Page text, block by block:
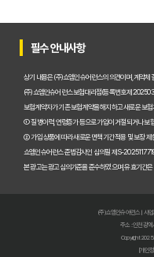
필수 안내사항
상기 내용은 (주)쇼엠인슈어런스의 의견이며, 계약
(주)쇼엠인슈어런스 보험대리점(등록번호 제
보험계약자가 기존 보험계약을 해지하고 새로운 보
① 질병이력, 연령증가 등으로 가입이 거절되거나 보
② 가입 상품에 따라 새로운 면책기간 적용 및 보장 제
쇼엠인슈어런스 준법감시인 심의필 제S-
본 광고는 광고심의기준을 준수하였으며, 유효기간
(주)쇼엠인슈어런스 | 사
주소 : 인천광
Copyright
[개인